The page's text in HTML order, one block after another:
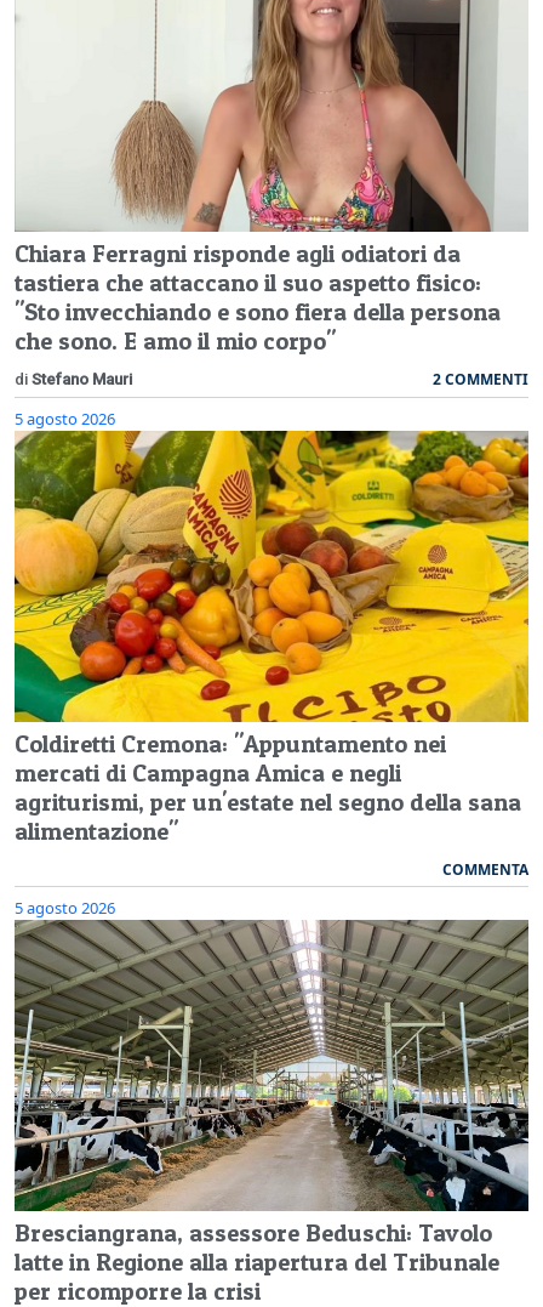
Chiara Ferragni risponde agli odiatori da
tastiera che attaccano il suo aspetto fisico:
"Sto invecchiando e sono fiera della persona
che sono. E amo il mio corpo"
di Stefano Mauri 2 COMMENTI
5 agosto 2026
Coldiretti Cremona: "Appuntamento nei
mercati di Campagna Amica e negli
agriturismi, per un'estate nel segno della sana
alimentazione"
COMMENTA
5 agosto 2026
Bresciangrana, assessore Beduschi: Tavolo
latte in Regione alla riapertura del Tribunale
per ricomporre la crisi